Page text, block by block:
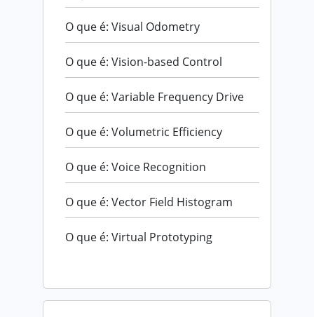
O que é: Visual Odometry
O que é: Vision-based Control
O que é: Variable Frequency Drive
O que é: Volumetric Efficiency
O que é: Voice Recognition
O que é: Vector Field Histogram
O que é: Virtual Prototyping